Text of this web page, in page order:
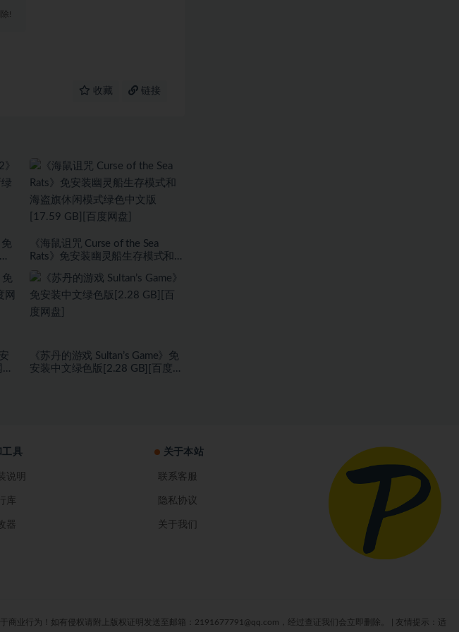
!
收藏 链接
《海鼠诅咒 Curse of the Sea
Rats》免安装幽灵船生存模式和海
GB][百度网盘]
《苏丹的游戏 Sultan’s Game》免
安装中文绿色版[2.28 GB][百度网
工具
说明
库
器
关于本站
联系客服
隐私协议
关于我们
业行为！如有侵权请附上版权证明发送至邮箱：2191677791@qq.com，经过查证我们会立即删除。 友情提示：适